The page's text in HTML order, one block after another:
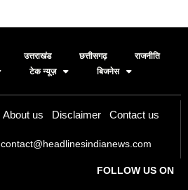
उत्तराखंड छत्तीसगढ़
राजनीति
टेक न्यूज़ बिजनेस
About us Disclaimer Contact us
contact@headlinesindianews.com
FOLLOW US ON